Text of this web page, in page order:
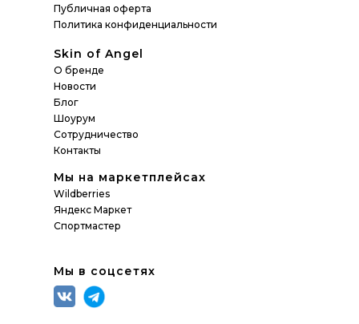
Шоурум
Новости
Блог
Контакты
Сотрудничество
О бренде
Публичная оферта
Политика конфиденциальности
Спортмастер
Яндекс Маркет
Skin of Angel
Мы на маркетплейсах
Wildberries
Мы в соцсетях